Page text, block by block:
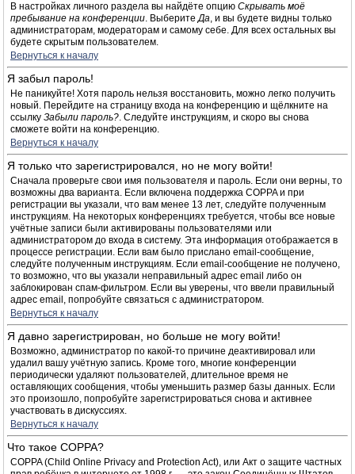
В настройках личного раздела вы найдёте опцию Скрывать моё
пребывание на конференции. ВыберитеДа, и вы будете видны только
администраторам, модераторам и самому себе. Для всех остальных вы
будете скрытым пользователем.
Вернуться к началу
Я забыл пароль!
Не паникуйте! Хотя пароль нельзя восстановить, можно легко получить
новый. Перейдите на страницу входа на конференцию и щёлкните на
ссылку Забыли пароль?. Следуйте инструкциям, и скоро вы снова
сможете войти на конференцию.
Вернуться к началу
Я только что зарегистрировался, но не могу войти!
Сначала проверьте свои имя пользователя и пароль. Если они верны, то
возможны два варианта. Если включена поддержка COPPA и при
регистрации вы указали, что вам менее 13 лет, следуйте полученным
инструкциям. На некоторых конференциях требуется, чтобы все новые
учётные записи были активированы пользователями или
администратором до входа в систему. Эта информация отображается в
процессе регистрации. Если вам было прислано email-сообщение,
следуйте полученным инструкциям. Если email-сообщение не получено,
то возможно, что вы указали неправильный адрес email либо он
заблокирован спам-фильтром. Если вы уверены, что ввели правильный
адрес email, попробуйте связаться с администратором.
Вернуться к началу
Я давно зарегистрирован, но больше не могу войти!
Возможно, администратор по какой-то причине деактивировал или
удалил вашу учётную запись. Кроме того, многие конференции
периодически удаляют пользователей, длительное время не
оставляющих сообщения, чтобы уменьшить размер базы данных. Если
это произошло, попробуйте зарегистрироваться снова и активнее
участвовать в дискуссиях.
Вернуться к началу
Что такое COPPA?
COPPA (Child Online Privacy and Protection Act), или Акт о защите частных